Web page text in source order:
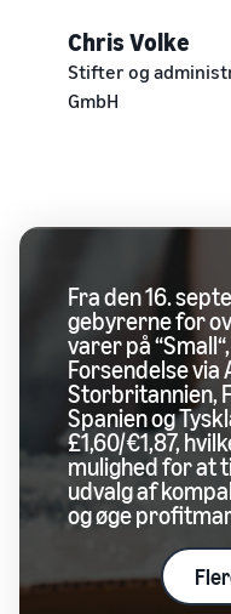
Chris Volke
Stifter og
GmbH
Fra den 16.
gebyrerne for
varer på
Forsendelse via
Storbritannien,
Spanien og
£1,60/€1,87,
mulighed for at
udvalg af
og øge